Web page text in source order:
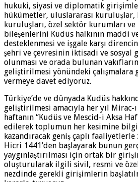
hukuki, siyasi ve diplomatik
hükümetler, uluslararası kuruluşlar,
kuruluşları, özel sektör kurumları
bileşenlerini Kudüs halkının maddi
desteklenmesi ve işgale karşı
şehri ve çevresinin iktisadi ve sosyal
olunması ve orada bulunan
geliştirilmesi yönündeki çalışmalara
vermeye davet ediyoruz.
Türkiye’de ve dünyada Kudüs
geliştirilmesi amacıyla her yıl Mirac-
haftanın “Kudüs ve Mescid-i Aksa
edilerek toplumun her kesimine bilgi
kazandıracak geniş çaplı
Hicri 1441’den başlayarak bunun
yaygınlaştırılması için ortak bir
oluşturularak ilgili sivil, resmi ve
nezdinde gerekli girişimlerin